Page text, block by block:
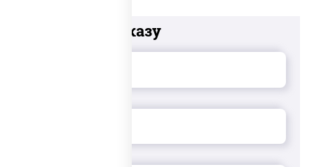
Добавьте к заказу